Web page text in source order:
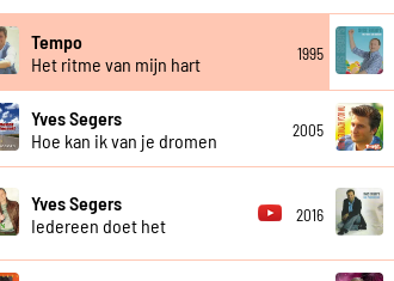
Tempo
Het ritme van mijn hart
1995
Yves Segers
Hoe kan ik van je dromen
2005
Yves Segers
Iedereen doet het
2016